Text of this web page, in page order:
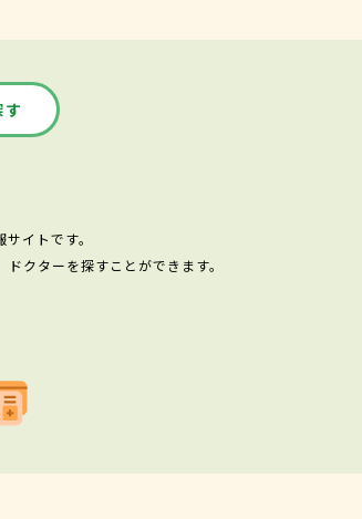
イトです。
クターを探すことができます。